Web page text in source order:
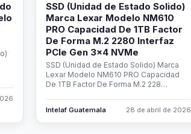
SSD (Unidad de Estado Solido)
Marca Lexar Modelo NM610
PRO Capacidad De 1TB Factor
De Forma M.2 2280 Interfaz
PCIe Gen 3x4 NVMe
SSD (Unidad de Estado Solido) Marca
Lexar Modelo NM610 PRO Capacidad
De 1TB Factor De Forma M.2 228…
Intelaf Guatemala 28 de abril de 2026